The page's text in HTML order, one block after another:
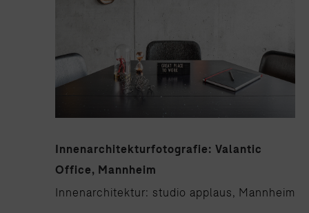
Innenarchitekturfotografie: Valantic
Office, Mannheim
Innenarchitektur: studio applaus, Mannheim